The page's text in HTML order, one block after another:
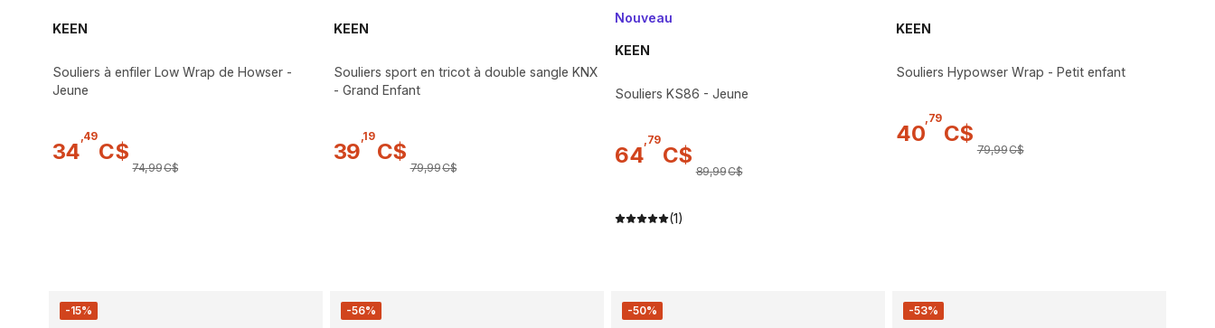
KEEN
Souliers à enfiler Low Wrap de Howser -
Jeune
34
49
C$
74,99C$
KEEN
Souliers sport en tricot à double sangle KNX
- Grand Enfant
39
19
C$
79,99C$
Nouveau
KEEN
Souliers KS86 - Jeune
64
79
C$
89,99C$
(1)
KEEN
Souliers Hypowser Wrap - Petit enfant
40
79
C$
79,99C$
-15% -56% -50% -53%